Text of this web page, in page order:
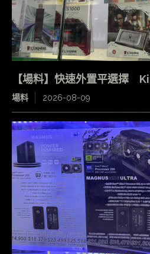
【場料】快速外置平選擇
場料 2026-08-09